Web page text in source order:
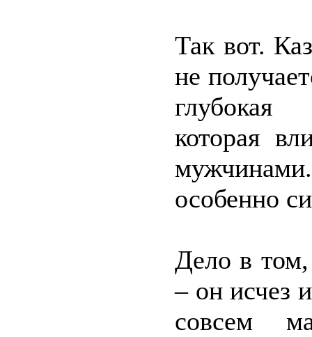
Так вот.
не
глубокая
которая
особенно
Дело в том,
– он исчез
совсем